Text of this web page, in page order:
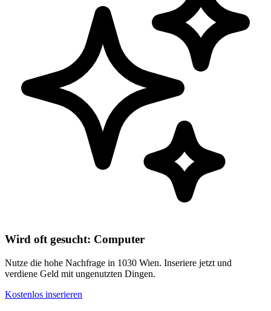
Wird oft gesucht: Computer
Nutze die hohe Nachfrage in 1030 Wien. Inseriere jetzt und
verdiene Geld mit ungenutzten Dingen.
Kostenlos inserieren